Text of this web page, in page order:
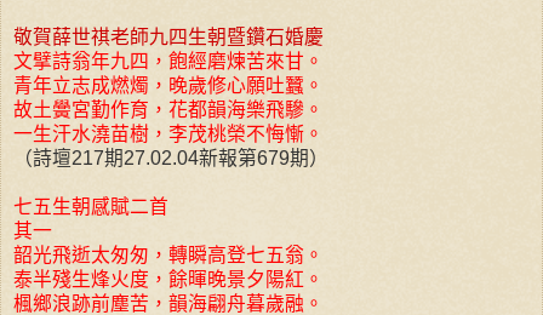
敬賀薛世祺老師九四生朝暨鑽石婚慶
文擘詩翁年九四，飽經磨煉苦來甘。
青年立志成燃燭，晚歲修心願吐蠶。
故土黌宮勤作育，花都韻海樂飛驂。
一生汗水澆苗樹，李茂桃榮不悔慚。
（詩壇217期27.02.04新報第679期）
七五生朝感賦二首
其一
韶光飛逝太匆匆，轉瞬高登七五翁。
泰半殘生烽火度，餘暉晚景夕陽紅。
楓鄉浪跡前塵苦，韻海翩舟暮歲融。